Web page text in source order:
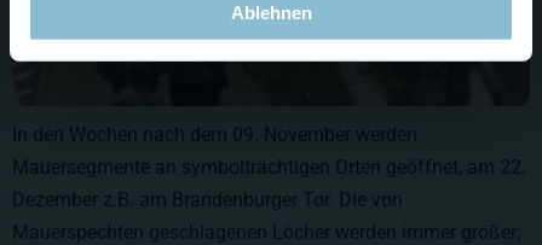
Ablehnen
In den Wochen nach dem 09. November werden
Mauersegmente an symbolträchtigen Orten geöffnet, am 22.
Dezember z.B. am Brandenburger Tor. Die von
Mauerspechten geschlagenen Löcher werden immer größer;